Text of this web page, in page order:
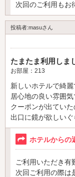
次回のご利用もお
投稿者:masuさん
たまたま利用しま
お部屋：213
新しいホテルで綺麗
居心地の良い雰囲
クーポンが出ていた
出口に鏡が欲しい
ホテルからの
ご利用いただき有
次回ご利用の際は